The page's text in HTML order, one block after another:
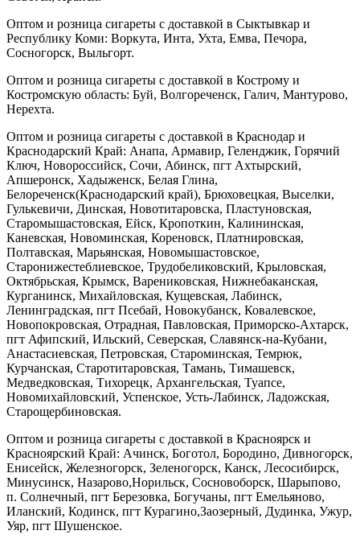
Оптом и розница сигареты с доставкой в Сыктывкар и
Республику Коми: Воркута, Инта, Ухта, Емва, Печора,
Сосногорск, Выльгорт.
Оптом и розница сигареты с доставкой в Кострому и
Костромскую область: Буй, Волгореченск, Галич, Мантурово,
Нерехта.
Оптом и розница сигареты с доставкой в Краснодар и
Краснодарский Край: Анапа, Армавир, Геленджик, Горячий
Ключ, Новороссийск, Сочи, Абинск, пгт Ахтырский,
Апшеронск, Хадыженск, Белая Глина,
Белореченск(Краснодарский край), Брюховецкая, Выселки,
Гулькевичи, Динская, Новотитаровска, Пластуновская,
Старомышастовская, Ейск, Кропоткин, Калининская,
Каневская, Новоминская, Кореновск, Платнировская,
Полтавская, Марьянская, Новомышастовское,
Старонижестеблиевское, Трудобеликовский, Крыловская,
Октябрьская, Крымск, Варениковская, Нижнебаканская,
Курганинск, Михайловская, Кущевская, Лабинск,
Ленинградская, пгт Псебай, Новокубанск, Ковалевское,
Новопокровская, Отрадная, Павловская, Приморско-Ахтарск,
пгт Афипский, Ильский, Северская, Славянск-на-Кубани,
Анастасиевская, Петровская, Староминская, Темрюк,
Курчанская, Старотитаровская, Тамань, Тимашевск,
Медведковская, Тихорецк, Архангельская, Туапсе,
Новомихайловский, Успенское, Усть-Лабинск, Ладожская,
Старощербиновская.
Оптом и розница сигареты с доставкой в Красноярск и
Красноярский Край: Ачинск, Боготол, Бородино, Дивногорск,
Енисейск, Железногорск, Зеленогорск, Канск, Лесосибирск,
Минусинск, Назарово,Норильск, Сосновоборск, Шарыпово,
п. Солнечный, пгт Березовка, Богучаны, пгт Емельяново,
Иланский, Кодинск, пгт Курагино,Заозерный, Дудинка, Ужур,
Уяр, пгт Шушенское.